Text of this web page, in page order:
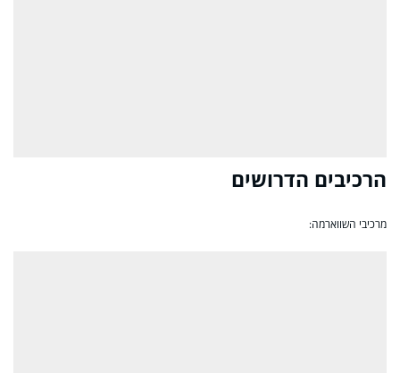
הרכיבים הדרושים
מרכיבי השווארמה: